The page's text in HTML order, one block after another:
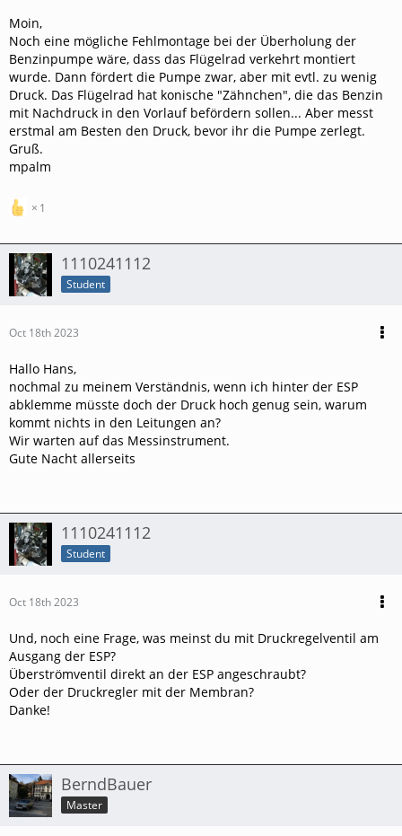
Moin,
Noch eine mögliche Fehlmontage bei der Überholung der
Benzinpumpe wäre, dass das Flügelrad verkehrt montiert
wurde. Dann fördert die Pumpe zwar, aber mit evtl. zu wenig
Druck. Das Flügelrad hat konische "Zähnchen", die das Benzin
mit Nachdruck in den Vorlauf befördern sollen... Aber messt
erstmal am Besten den Druck, bevor ihr die Pumpe zerlegt.
Gruß.
mpalm
1
1110241112
Student
Oct 18th 2023
Hallo Hans,
nochmal zu meinem Verständnis, wenn ich hinter der ESP
abklemme müsste doch der Druck hoch genug sein, warum
kommt nichts in den Leitungen an?
Wir warten auf das Messinstrument.
Gute Nacht allerseits
1110241112
Student
Oct 18th 2023
Und, noch eine Frage, was meinst du mit Druckregelventil am
Ausgang der ESP?
Überströmventil direkt an der ESP angeschraubt?
Oder der Druckregler mit der Membran?
Danke!
BerndBauer
Master